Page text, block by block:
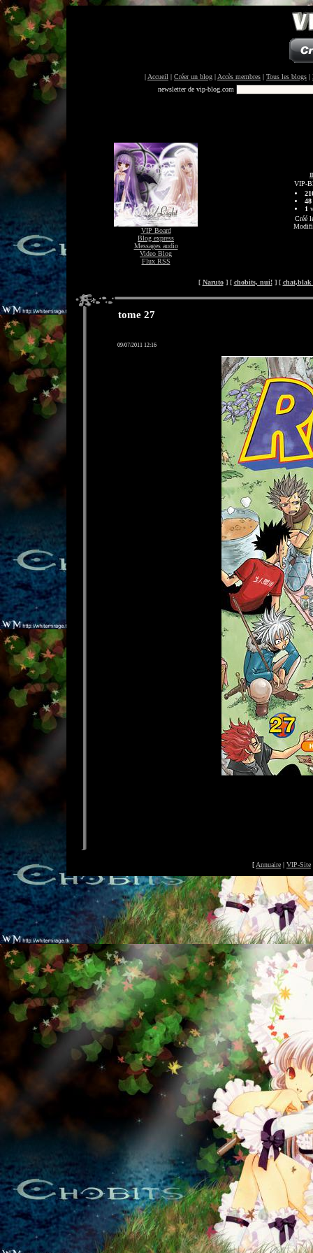
| Accueil | Créer un blog | Accès membres | Tous les blogs |
newsletter de vip-blog.com
VIP Board
Blog express
Messages audio
Video Blog
Flux RSS
VIP-
48
1
Créé
[ Naruto] [ chobits, nui!] [ chat,blak
tome 27
09/07/2011 12:16
[ Annuaire | VIP-Site
©